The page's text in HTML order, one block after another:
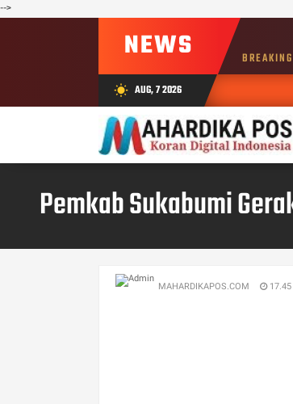
-->
NEWS BREAKING
wb_sunny AUG, 7 2026
Pemkab Sukabumi
MAHARDIKAPOS.COM 17.45